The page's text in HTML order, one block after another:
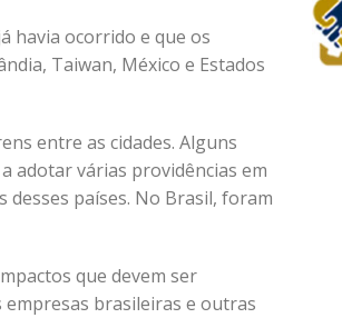
havia ocorrido e que os
Taiwan, México e Estados
entre as cidades. Alguns
adotar várias providências em
países. No Brasil, foram
que devem ser
brasileiras e outras